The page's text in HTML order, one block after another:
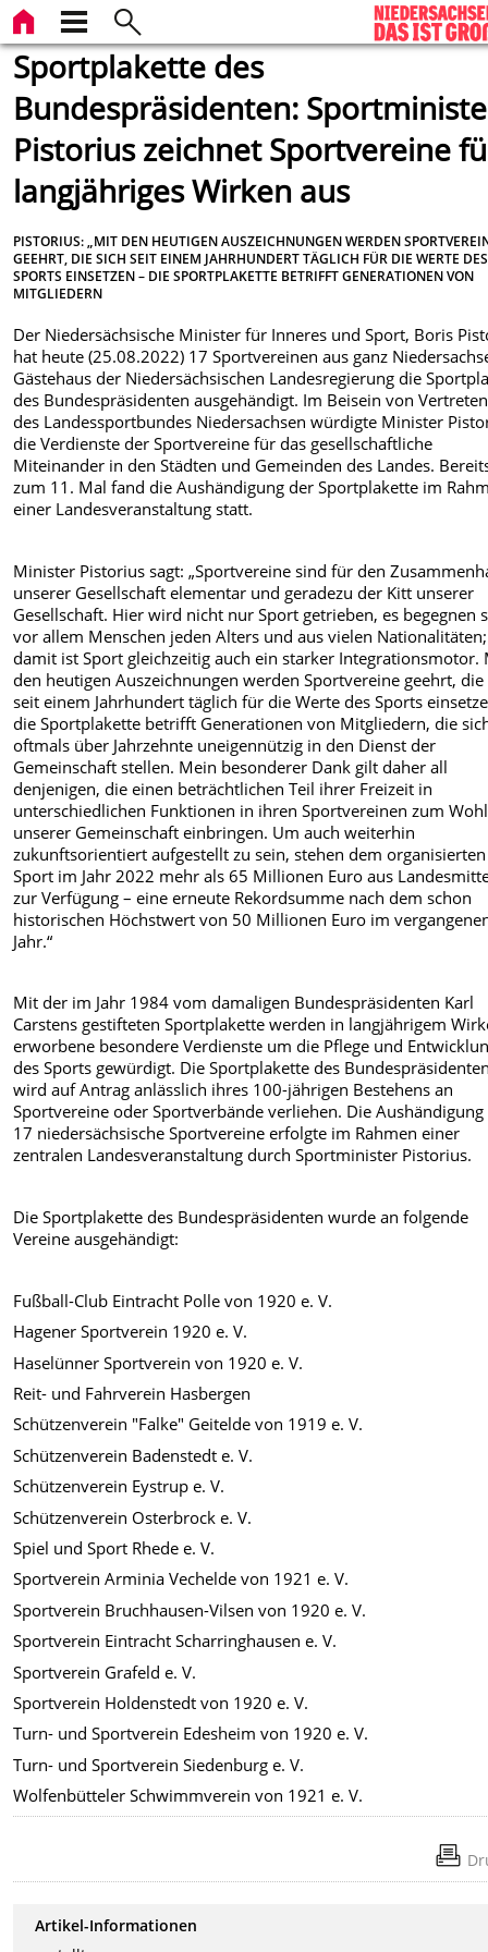
Sportplakette des
Bundespräsidenten:
Pistorius zeichnet Sportvereine
langjähriges Wirken aus
PISTORIUS: „MIT DEN HEUTIGEN AUSZEICHNUNGEN WERDEN
GEEHRT, DIE SICH SEIT EINEM JAHRHUNDERT TÄGLICH FÜR DIE WERTE DES
SPORTS EINSETZEN – DIE SPORTPLAKETTE BETRIFFT GENERATIONEN VON
MITGLIEDERN
Der Niedersächsische Minister für Inneres und Sport, Boris
hat heute (25.08.2022) 17 Sportvereinen aus ganz
Gästehaus der Niedersächsischen Landesregierung die
des Bundespräsidenten ausgehändigt. Im Beisein von
des Landessportbundes Niedersachsen würdigte Minister
die Verdienste der Sportvereine für das gesellschaftliche
Miteinander in den Städten und Gemeinden des Landes.
zum 11. Mal fand die Aushändigung der Sportplakette im
einer Landesveranstaltung statt.
Minister Pistorius sagt: „Sportvereine sind für den
unserer Gesellschaft elementar und geradezu der Kitt unserer
Gesellschaft. Hier wird nicht nur Sport getrieben, es begegnen
vor allem Menschen jeden Alters und aus vielen Nationalitäten;
damit ist Sport gleichzeitig auch ein starker Integrationsmotor.
den heutigen Auszeichnungen werden Sportvereine geehrt, die
seit einem Jahrhundert täglich für die Werte des Sports
die Sportplakette betrifft Generationen von Mitgliedern, die
oftmals über Jahrzehnte uneigennützig in den Dienst der
Gemeinschaft stellen. Mein besonderer Dank gilt daher all
denjenigen, die einen beträchtlichen Teil ihrer Freizeit in
unterschiedlichen Funktionen in ihren Sportvereinen zum
unserer Gemeinschaft einbringen. Um auch weiterhin
zukunftsorientiert aufgestellt zu sein, stehen dem organisierten
Sport im Jahr 2022 mehr als 65 Millionen Euro aus
zur Verfügung – eine erneute Rekordsumme nach dem schon
historischen Höchstwert von 50 Millionen Euro im
Jahr.“
Mit der im Jahr 1984 vom damaligen Bundespräsidenten Karl
Carstens gestifteten Sportplakette werden in langjährigem
erworbene besondere Verdienste um die Pflege und
des Sports gewürdigt. Die Sportplakette des
wird auf Antrag anlässlich ihres 100-jährigen Bestehens an
Sportvereine oder Sportverbände verliehen. Die Aushändigung
17 niedersächsische Sportvereine erfolgte im Rahmen einer
zentralen Landesveranstaltung durch Sportminister Pistorius.
Die Sportplakette des Bundespräsidenten wurde an folgende
Vereine ausgehändigt:
Fußball-Club Eintracht Polle von 1920 e. V.
Hagener Sportverein 1920 e. V.
Haselünner Sportverein von 1920 e. V.
Reit- und Fahrverein Hasbergen
Schützenverein "Falke" Geitelde von 1919 e. V.
Schützenverein Badenstedt e. V.
Schützenverein Eystrup e. V.
Schützenverein Osterbrock e. V.
Spiel und Sport Rhede e. V.
Sportverein Arminia Vechelde von 1921 e. V.
Sportverein Bruchhausen-Vilsen von 1920 e. V.
Sportverein Eintracht Scharringhausen e. V.
Sportverein Grafeld e. V.
Sportverein Holdenstedt von 1920 e. V.
Turn- und Sportverein Edesheim von 1920 e. V.
Turn- und Sportverein Siedenburg e. V.
Wolfenbütteler Schwimmverein von 1921 e. V.
Artikel-Informationen